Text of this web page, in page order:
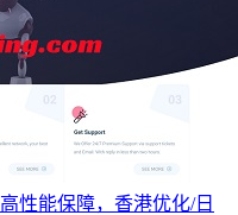
性能保障，香港优化/日